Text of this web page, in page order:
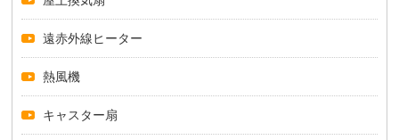
遠赤外線ヒーター
熱風機
キャスター扇